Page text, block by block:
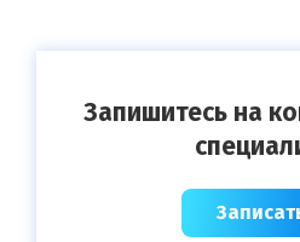
Запишитесь на